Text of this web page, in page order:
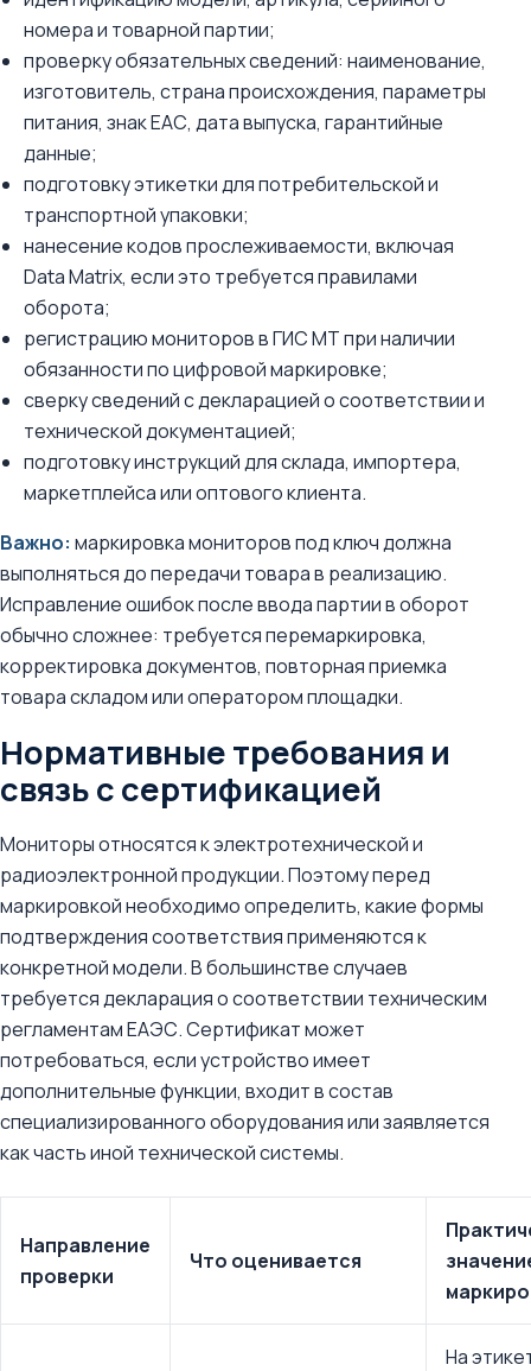
номера и товарной партии;
проверку обязательных сведений: наименование,
изготовитель, страна происхождения, параметры
питания, знак ЕАС, дата выпуска, гарантийные
данные;
подготовку этикетки для потребительской и
транспортной упаковки;
нанесение кодов прослеживаемости, включая
Data Matrix, если это требуется правилами
оборота;
регистрацию мониторов в ГИС МТ при наличии
обязанности по цифровой маркировке;
сверку сведений с декларацией о соответствии и
технической документацией;
подготовку инструкций для склада, импортера,
маркетплейса или оптового клиента.
Важно: маркировка мониторов под ключ должна
выполняться до передачи товара в реализацию.
Исправление ошибок после ввода партии в оборот
обычно сложнее: требуется перемаркировка,
корректировка документов, повторная приемка
товара складом или оператором площадки.
Нормативные требования и
связь с сертификацией
Мониторы относятся к электротехнической и
радиоэлектронной продукции. Поэтому перед
маркировкой необходимо определить, какие формы
подтверждения соответствия применяются к
конкретной модели. В большинстве случаев
требуется декларация о соответствии техническим
регламентам ЕАЭС. Сертификат может
потребоваться, если устройство имеет
дополнительные функции, входит в состав
специализированного оборудования или заявляется
как часть иной технической системы.
Направление
проверки
Что оценивается
На